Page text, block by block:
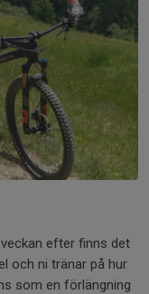
efter finns det
och ni tränar på hur
som en förlängning